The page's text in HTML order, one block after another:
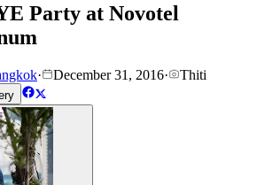
Party at Novotel
· December 31, 2016·
Thiti